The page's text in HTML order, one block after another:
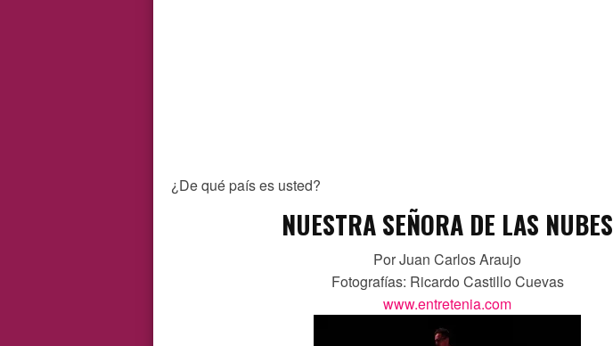
¿De qué país es usted?
NUESTRA SEÑORA DE LAS NUBES
Por Juan Carlos Araujo
Fotografías: Ricardo Castillo Cuevas
www.entretenia.com